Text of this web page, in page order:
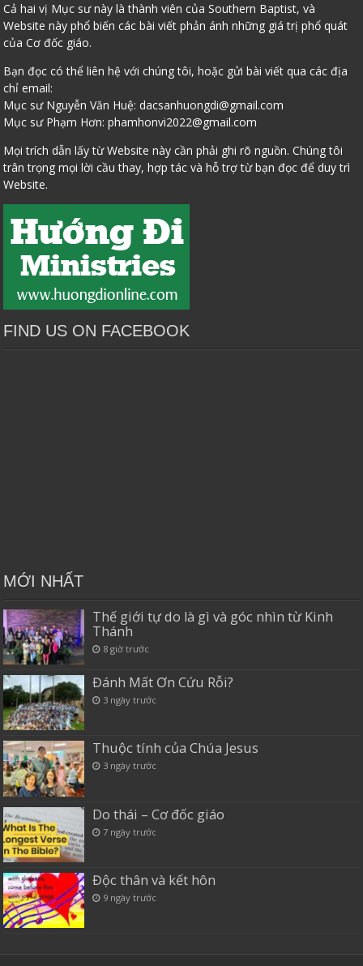
Cả hai vị Mục sư này là thành viên của Southern Baptist, và
Website này phổ biến các bài viết phản ánh những giá trị phổ quát
của Cơ đốc giáo.
Bạn đọc có thể liên hệ với chúng tôi, hoặc gửi bài viết qua các địa
chỉ email:
Mục sư Nguyễn Văn Huệ:dacsanhuongdi@gmail.com
Mục sư Phạm Hơn:phamhonvi2022@gmail.com
Mọi trích dẫn lấy từ Website này cần phải ghi rõ nguồn. Chúng tôi
trân trọng mọi lời cầu thay, hợp tác và hỗ trợ từ bạn đọc để duy trì
Website.
FIND US ON FACEBOOK
MỚI NHẤT
Thế giới tự do là gì và góc nhìn từ Kinh
Thánh
8 giờ trước
Đánh Mất Ơn Cứu Rỗi?
3 ngày trước
Thuộc tính của Chúa Jesus
3 ngày trước
Do thái – Cơ đốc giáo
7 ngày trước
Độc thân và kết hôn
9 ngày trước